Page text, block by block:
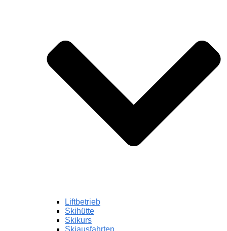
Liftbetrieb
Skihütte
Skikurs
Skiausfahrten